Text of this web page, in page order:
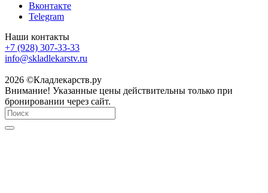
Вконтакте
Telegram
Наши контакты
+7 (928) 307-33-33
info@skladlekarstv.ru
2026 ©Кладлекарств.ру
Внимание! Указанные цены действительны только при
бронировании через сайт.